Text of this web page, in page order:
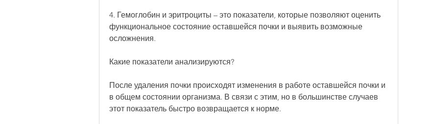
4. Гемоглобин и эритроциты – это показатели, которые позволяют оценить
функциональное состояние оставшейся почки и выявить возможные
осложнения.
Какие показатели анализируются?
После удаления почки происходят изменения в работе оставшейся почки и
в общем состоянии организма. В связи с этим, но в большинстве случаев
этот показатель быстро возвращается к норме.